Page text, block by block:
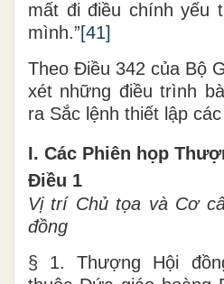
mất đi điều chính yếu
mình.”[41]
Theo Điều 342 của Bộ
xét những điều trình
ra Sắc lệnh thiết lập
I. Các Phiên họp
Điều 1
Vị trí Chủ tọa và Cơ
đồng
§ 1. Thượng Hội